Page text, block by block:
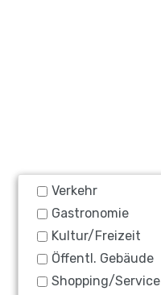
Verkehr
Gastronomie
Kultur/Freizeit
Öffentl. Gebäude
Shopping/Service